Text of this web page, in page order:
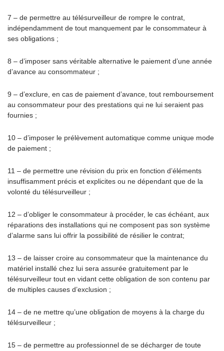
7 – de permettre au télésurveilleur de rompre le contrat,
indépendamment de tout manquement par le consommateur à
ses obligations ;
8 – d’imposer sans véritable alternative le paiement d’une année
d’avance au consommateur ;
9 – d’exclure, en cas de paiement d’avance, tout remboursement
au consommateur pour des prestations qui ne lui seraient pas
fournies ;
10 – d’imposer le prélèvement automatique comme unique mode
de paiement ;
11 – de permettre une révision du prix en fonction d’éléments
insuffisamment précis et explicites ou ne dépendant que de la
volonté du télésurveilleur ;
12 – d’obliger le consommateur à procéder, le cas échéant, aux
réparations des installations qui ne composent pas son système
d’alarme sans lui offrir la possibilité de résilier le contrat;
13 – de laisser croire au consommateur que la maintenance du
matériel installé chez lui sera assurée gratuitement par le
télésurveilleur tout en vidant cette obligation de son contenu par
de multiples causes d’exclusion ;
14 – de ne mettre qu’une obligation de moyens à la charge du
télésurveilleur ;
15 – de permettre au professionnel de se décharger de toute